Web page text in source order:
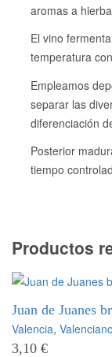
aromas a
El vino
temperatura
Empleamos
separar las
diferenciación
Posterior
tiempo
Productos
Juan de Juanes
Valencia,
3,10 €